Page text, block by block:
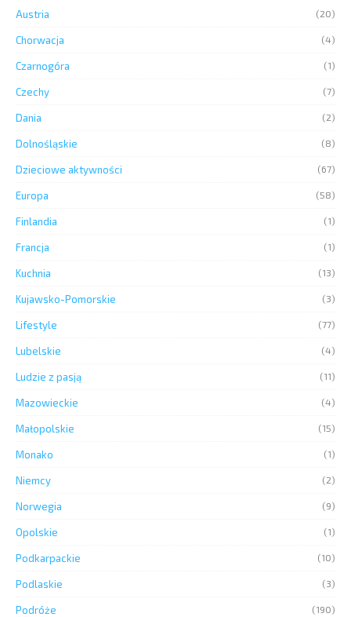
Austria (20)
Chorwacja (4)
Czarnogóra (1)
Czechy (7)
Dania (2)
Dolnośląskie (8)
Dzieciowe aktywności (67)
Europa (58)
Finlandia (1)
Francja (1)
Kuchnia (13)
Kujawsko-Pomorskie (3)
Lifestyle (77)
Lubelskie (4)
Ludzie z pasją (11)
Mazowieckie (4)
Małopolskie (15)
Monako (1)
Niemcy (2)
Norwegia (9)
Opolskie (1)
Podkarpackie (10)
Podlaskie (3)
Podróże (190)